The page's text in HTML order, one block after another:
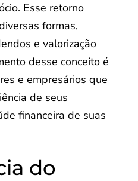
Esse retorno
formas,
e valorização
desse conceito é
e empresários que
de seus
financeira de suas
do